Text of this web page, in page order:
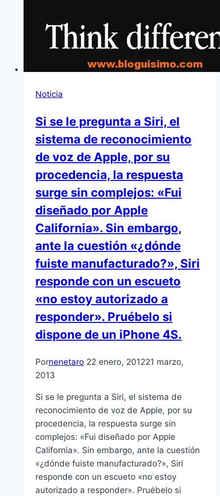
Noticia
Si se le pregunta a Siri, el
sistema de reconocimiento
de voz de Apple, por su
procedencia, la respuesta
surge sin complejos: «Fui
diseñado por Apple
California». Sin embargo,
ante la cuestión «¿dónde
fuiste manufacturado?», Siri
responde con un escueto
«no estoy autorizado a
responder». Pruébelo si
dispone de un iPhone 4S.
Pornenetaro 22 enero, 201221 marzo,
2013
Si se le pregunta a Siri, el sistema de
reconocimiento de voz de Apple, por su
procedencia, la respuesta surge sin
complejos: «Fui diseñado por Apple
California». Sin embargo, ante la cuestión
«¿dónde fuiste manufacturado?», Siri
responde con un escueto «no estoy
autorizado a responder». Pruébelo si